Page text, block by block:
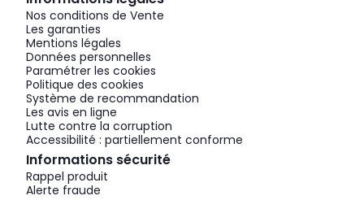
Nos conditions de Vente
Les garanties
Mentions légales
Données personnelles
Paramétrer les cookies
Politique des cookies
Système de recommandation
Les avis en ligne
Lutte contre la corruption
Accessibilité : partiellement conforme
Informations sécurité
Rappel produit
Alerte fraude